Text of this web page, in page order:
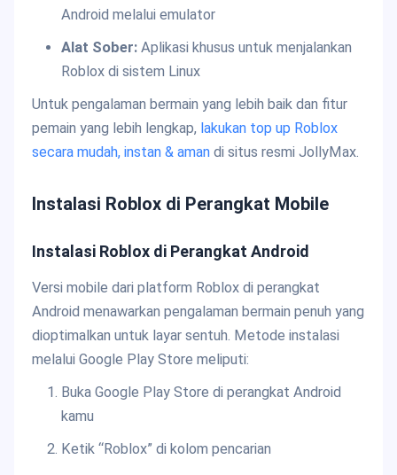
Android melalui emulator
Alat Sober:Aplikasi khusus untuk menjalankan
Roblox di sistem Linux
Untuk pengalaman bermain yang lebih baik dan fitur
pemain yang lebih lengkap, lakukan top up Roblox
secara mudah, instan & aman di situs resmi JollyMax.
Instalasi Roblox di Perangkat Mobile
Instalasi Roblox di Perangkat Android
Versi mobile dari platform Roblox di perangkat
Android menawarkan pengalaman bermain penuh yang
dioptimalkan untuk layar sentuh. Metode instalasi
melalui Google Play Store meliputi:
Buka Google Play Store di perangkat Android
kamu
Ketik “Roblox” di kolom pencarian